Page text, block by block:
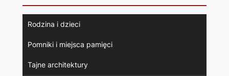
FORTE CULTURA świat doświadczeń
Rodzina i dzieci
Pomniki i miejsca pamięci